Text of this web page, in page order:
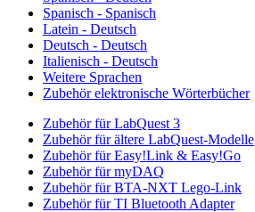
Spanisch - Spanisch
Latein - Deutsch
Deutsch - Deutsch
Italienisch - Deutsch
Weitere Sprachen
Zubehör elektronische Wörterbücher
Zubehör für LabQuest 3
Zubehör für ältere LabQuest-Modelle
Zubehör für Easy!Link & Easy!Go
Zubehör für myDAQ
Zubehör für BTA-NXT Lego-Link
Zubehör für TI Bluetooth Adapter